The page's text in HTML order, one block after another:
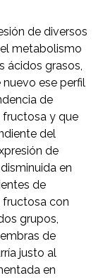
de diversos
metabolismo
ácidos grasos,
ese perfil
de
y que
del
de
en
de
con
grupos,
de
justo al
en